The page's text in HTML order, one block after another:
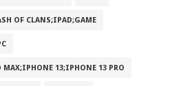
OF CLANS;IPAD;GAME
MAX;IPHONE 13;IPHONE 13 PRO